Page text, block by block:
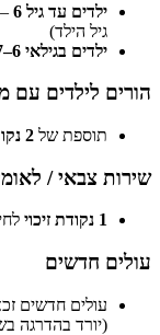
ילדים עד גיל 6
גיל הילד)
ילדים בגילאי 6–17
הורים לילדים עם
תוספת של 2 נקודות זיכוי
שירות צבאי /
1 נקודת זיכוי
עולים חדשים
עולים חדשים
(יורד בהדרגה